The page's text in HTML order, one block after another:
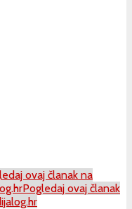
ovaj članak na
Pogledaj ovaj članak